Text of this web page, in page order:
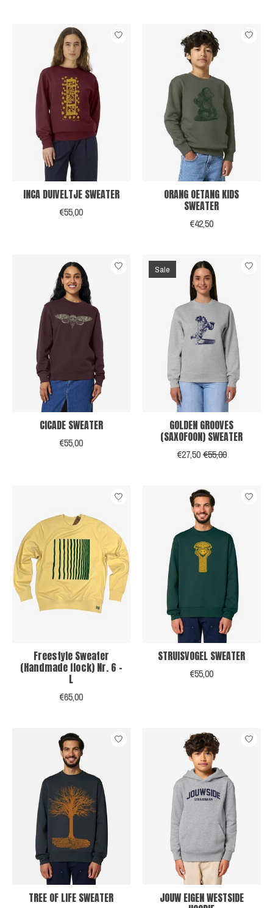
INCA DUIVELTJE SWEATER
€55,00
ORANG OETANG KIDS
SWEATER
€42,50
CICADE SWEATER
€55,00
Sale
GOLDEN GROOVES
(SAXOFOON) SWEATER
€27,50€55,00
Freestyle Sweater
(Handmade flock) Nr. 6 -
L
€65,00
STRUISVOGEL SWEATER
€55,00
TREE OF LIFE SWEATER JOUW EIGEN WESTSIDE